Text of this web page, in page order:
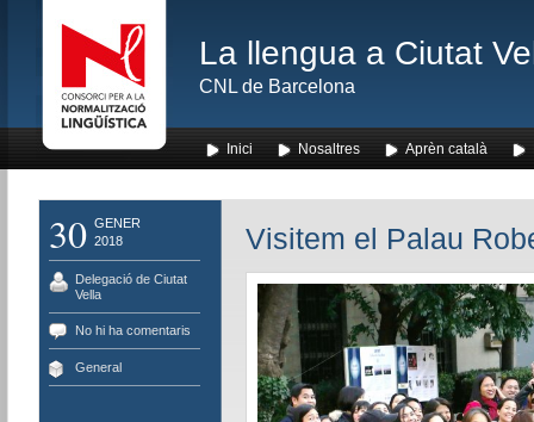
La llengua a Ciutat
CNL de Barcelona
Inici Nosaltres Aprèn català
30 GENER
2018
Delegació de Ciutat
Vella
No hi ha comentaris
General
Visitem el Palau